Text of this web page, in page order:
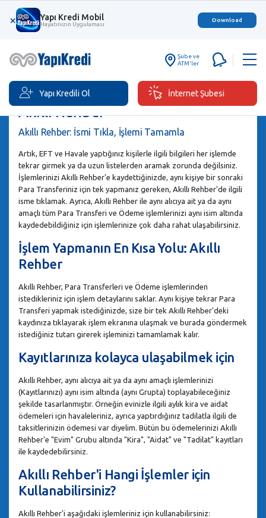
× Yapı Kredi Mobil
Hayatınızın Uygulaması
Download
Şube ve
ATM'ler
Yapı Kredili Ol İnternet Şubesi
Akıllı Rehber
Akıllı Rehber: İsmi Tıkla, İşlemi Tamamla
Artık, EFT ve Havale yaptığınız kişilerle ilgili bilgileri her işlemde
tekrar girmek ya da uzun listelerden aramak zorunda değilsiniz.
İşlemlerinizi Akıllı Rehber'e kaydettiğinizde, aynı kişiye bir sonraki
Para Transferiniz için tek yapmanız gereken, Akıllı Rehber'de ilgili
isme tıklamak. Ayrıca, Akıllı Rehber ile aynı alıcıya ait ya da aynı
amaçlı tüm Para Transferi ve Ödeme işlemlerinizi aynı isim altında
kaydedebildiğiniz için işlemlerinize çok daha rahat ulaşabilirsiniz.
İşlem Yapmanın En Kısa Yolu: Akıllı
Rehber
Akıllı Rehber, Para Transferleri ve Ödeme işlemlerinden
istedikleriniz için işlem detaylarını saklar. Aynı kişiye tekrar Para
Transferi yapmak istediğinizde, size bir tek Akıllı Rehber'deki
kaydınıza tıklayarak işlem ekranına ulaşmak ve burada göndermek
istediğiniz tutarı girerek işleminizi tamamlamak kalır.
Kayıtlarınıza kolayca ulaşabilmek için
Akıllı Rehber, aynı alıcıya ait ya da aynı amaçlı işlemlerinizi
(Kayıtlarınızı) aynı isim altında (aynı Grupta) toplayabileceğiniz
şekilde tasarlanmıştır. Örneğin evinizle ilgili aylık kira ve aidat
ödemeleri için havaleleriniz, ayrıca yaptırdığınız tadilatla ilgili de
taksitlerinizin ödemesi var diyelim. Bütün bu ödemelerinizi Akıllı
Rehber'e "Evim" Grubu altında "Kira", "Aidat" ve "Tadilat" kayıtları
ile kaydedebilirsiniz.
Akıllı Rehber'i Hangi İşlemler için
Kullanabilirsiniz?
Akıllı Rehber'i aşağıdaki işlemleriniz için kullanabilirsiniz: